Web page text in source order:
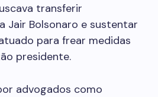
transferir
Jair Bolsonaro e sustentar
para frear medidas
presidente.
advogados como